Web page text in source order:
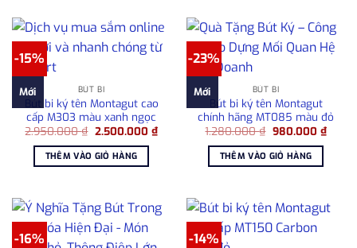
-15%
Mới BÚT BI
Bút bi ký tên Montagut cao
cấp M303 màu xanh ngọc
2.950.000₫ Giá
là:
2.950.000 ₫.
2.500.000 ₫Giá
hiện
2.500.000 ₫.
THÊM VÀO GIỎ HÀNG
-23%
Mới BÚT BI
Bút bi ký tên Montagut
chính hãng MT085 màu đỏ
1.280.000₫ Giá
là:
1.280.000 ₫.
980.000 ₫Giá
hiện
THÊM VÀO GIỎ HÀNG
-16% -14%